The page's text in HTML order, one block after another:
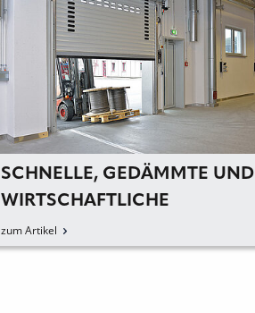
SCHNELLE, GEDÄMMTE UND
WIRTSCHAFTLICHE
ROLLTORE
zum Artikel